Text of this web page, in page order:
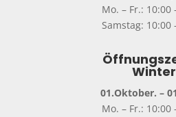
Mo. – Fr.: 10:00
Samstag: 10:00
Winter
01.Oktober. –
Mo. – Fr.: 10:00